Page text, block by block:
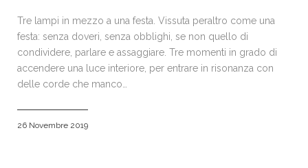
Tre lampi in mezzo a una festa. Vissuta peraltro come una
festa: senza doveri, senza obblighi, se non quello di
condividere, parlare e assaggiare. Tre momenti in grado di
accendere una luce interiore, per entrare in risonanza con
delle corde che manco…
26 Novembre 2019